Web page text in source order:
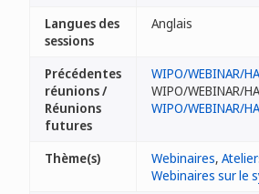
Langues des
sessions
Anglais
Précédentes
réunions /
Réunions
futures
WIPO/WEBINAR/
WIPO/WEBINAR/
WIPO/WEBINAR/
Thème(s) Webinaires,
Webinaires sur le